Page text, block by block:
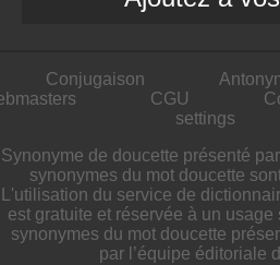
Conjugaison
CGU
settings
Synonyme de doucette présenté
synonymes du mot doucette
L'utilisation du service de
est gratuite et réservée à un
synonymes du mot doucette
par l’équipe éditoriale